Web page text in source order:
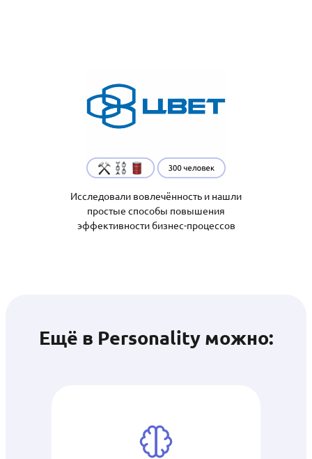
Исследовали вовлечённость и нашли
простые способы повышения
эффективности бизнес-процессов
Ещё в Personality можно: